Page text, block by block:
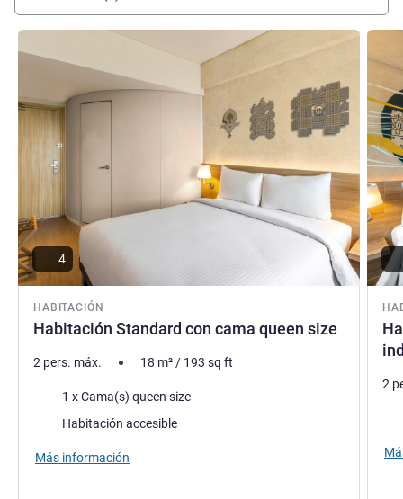
HABITACIÓN
Habitación Standard con cama queen size
Más información
4
2 pers. máx. 18 m²/ 193 sq ft
Ropa de cama
1 x Cama(s) queen size
Habitación accesible
Más información
Más
2